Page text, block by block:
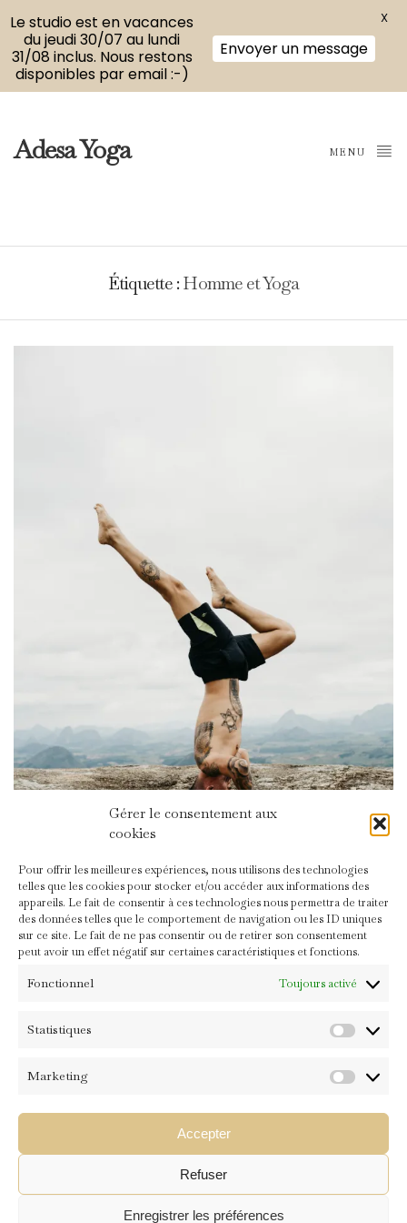
Gérer le consentement aux
cookies
Pour offrir les meilleures expériences, nous utilisons des technologies
telles que les cookies pour stocker et/ou accéder aux informations des
appareils. Le fait de consentir à ces technologies nous permettra de traiter
des données telles que le comportement de navigation ou les ID uniques
sur ce site. Le fait de ne pas consentir ou de retirer son consentement
peut avoir un effet négatif sur certaines caractéristiques et fonctions.
Fonctionnel Toujours activé
Statistiques
Marketing
Accepter
Refuser
Enregistrer les préférences
Adesa Yoga MENU
Étiquette :Homme et Yoga
Monsieur fait du Yoga
17 JUILLET 2015
→ Monsieur fait du Yoga ?!
hommes. Il y a peu de traces des femmes dans la littérature ancienne du
Le yoga était pratiqué au 18ème par les Cipayes. Ceux-ci étaient les
soldats des Maharaj et autres rois alors en fonction. Ils le pratiquaient
comme un exercice d’échauffement pour se préparer à la guerre et se
Le studio est en vacances
du jeudi 30/07 au lundi
31/08 inclus. Nous restons
disponibles par email :-)
Envoyer un message
X